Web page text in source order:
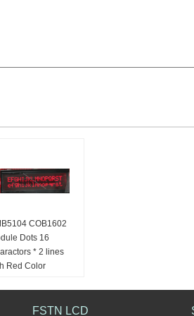
COB1602
Dots 16
* 2 lines
Red Color
FSTN LCD